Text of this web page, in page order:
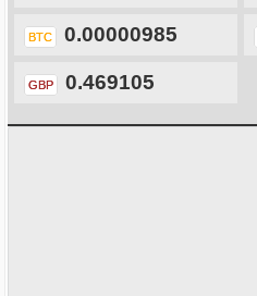
BTC 0.00000985
GBP 0.469105